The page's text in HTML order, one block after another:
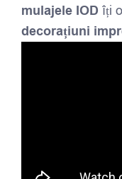
mulajele IOD îți
decorațiuni